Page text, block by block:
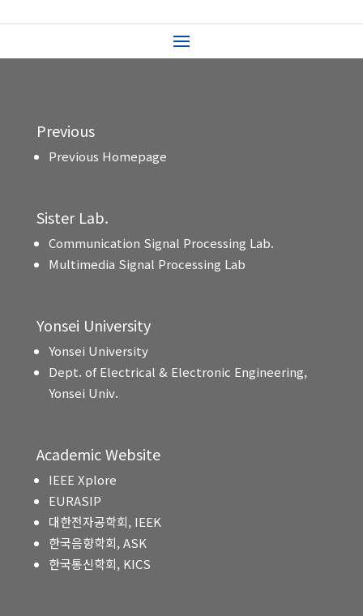
Previous
Previous Homepage
Sister Lab.
Communication Signal Processing Lab.
Multimedia Signal Processing Lab
Yonsei University
Yonsei University
Dept. of Electrical & Electronic Engineering,
Yonsei Univ.
Academic Website
IEEE Xplore
EURASIP
대한전자공학회, IEEK
한국음향학회, ASK
한국통신학회, KICS